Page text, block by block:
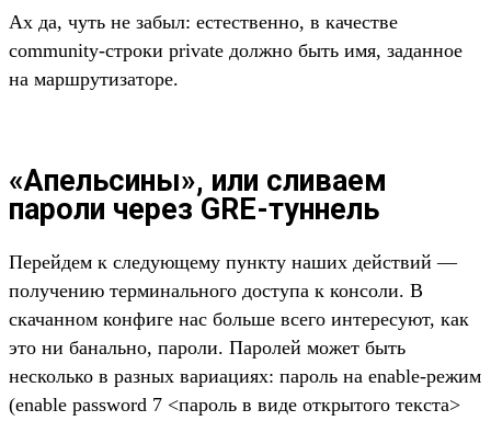
Ах да, чуть не забыл: естественно, в качестве
community-строки private должно быть имя, заданное
на маршрутизаторе.
«Апельсины», или сливаем
пароли через GRE-туннель
Перейдем к следующему пункту наших действий —
получению терминального доступа к консоли. В
скачанном конфиге нас больше всего интересуют, как
это ни банально, пароли. Паролей может быть
несколько в разных вариациях: пароль на enable-режим
(enable password 7 <пароль в виде открытого текста>